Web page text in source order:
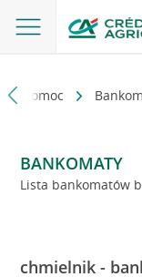
i pomoc
BANKOMATY
Lista bankomatów
chmielnik -